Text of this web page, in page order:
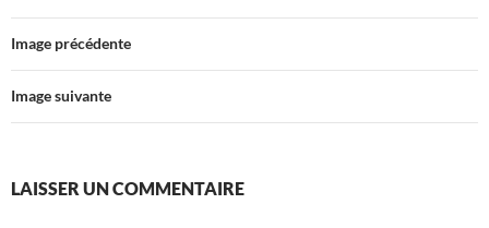
Image précédente
Image suivante
LAISSER UN COMMENTAIRE